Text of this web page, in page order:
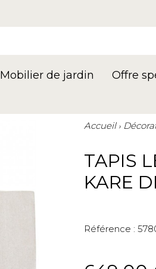
Mobilier de jardin Offre
Accueil
TAPIS
KARE
Référence :